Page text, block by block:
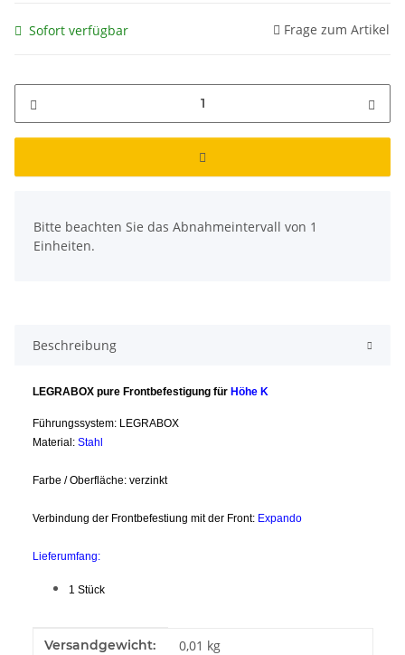
Sofort verfügbar Frage zum Artikel
Bitte beachten Sie das Abnahmeintervall von 1
Einheiten.
Beschreibung
LEGRABOX pure Frontbefestigung für Höhe K
Führungssystem: LEGRABOX
Material: Stahl
Farbe / Oberfläche: verzinkt
Verbindung der Frontbefestiung mit der Front: Expando
Lieferumfang:
1 Stück
Produkteigenschaft
Wert
Versandgewicht: 0,01 kg